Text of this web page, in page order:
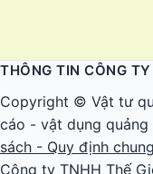
THÔNG TIN CÔNG TY
Copyright © Vật tư
cáo - vật dụng quảng
sách - Quy định chung
Công ty TNHH Thế